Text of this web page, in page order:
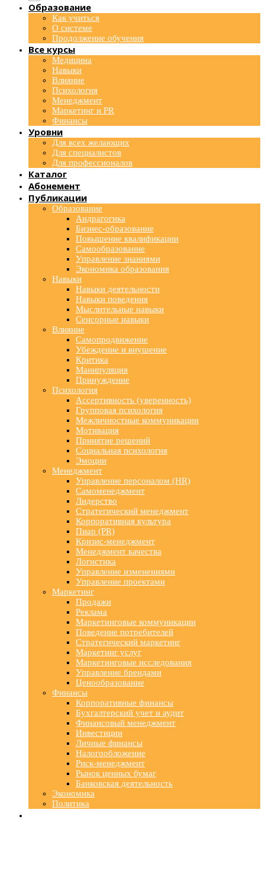
Образование
Как учиться
О системе
Продолжение обучения
Все курсы
Медицина
Навыки
Влияние
Психология
Менеджмент
Маркетинг и PR
Финансы
Уровни
Для всех желающих
Для специалистов
Для профессионалов
Каталог
Абонемент
Публикации
Образование
Андрагогика
Бизнес-образование
Повышение квалификации
Самообразование
Управление знаниями
Экономика образования
Навыки
Навыки деятельности
Навыки поведения
Мыслительные навыки
Сенсорные навыки
Влияние
Самопродвижение
Убеждение и внушение
Критика
Манипуляция
Принуждение
Психология
Ассертивность (уверенность)
Групповая психология
Межличностные коммуникации
Мотивация
Принятие решений
Социальная психология
Эмоции
Менеджмент
Управление персоналом (HR)
Самоменеджмент
Лидерство
Стратегический менеджмент
Корпоративная культура
Пиар (PR)
Кризис-менеджмент
Менеджмент качества
Логистика
Управление изменениями
Управление проектами
Маркетинг
Продажи
Реклама
Маркетинговые коммуникации
Поведение потребителей
Стратегический маркетинг
Маркетинг услуг
Маркетинговые исследования
Управление брендами
Ценообразование
Финансы
Корпоративные финансы
Бухгалтерский учет и аудит
Финансовый менеджмент
Инвестиции
Личные финансы
Налогообложение
Риск-менеджмент
Рынок ценных бумаг
Банковская деятельность
Экономика
Политика